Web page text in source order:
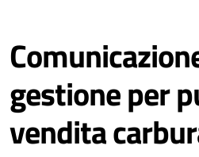
gestione per
vendita